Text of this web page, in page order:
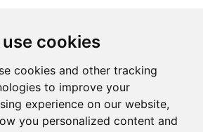
use cookies
cookies and other tracking
to improve your
experience on our website,
you personalized content and